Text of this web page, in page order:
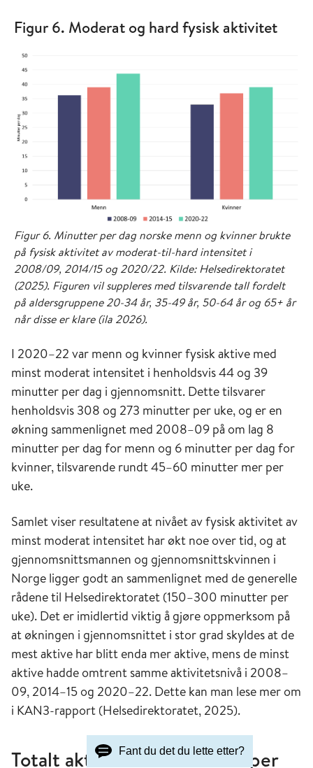
Figur 6. Moderat og hard fysisk aktivitet
Figur 6. Minutter per dag norske menn og kvinner brukte
på fysisk aktivitet av moderat-til-hard intensitet i
2008/09, 2014/15 og 2020/22. Kilde: Helsedirektoratet
(2025). Figuren vil suppleres med tilsvarende tall fordelt
på aldersgruppene 20-34 år, 35-49 år, 50-64 år og 65+ år
når disse er klare (ila 2026).
I 2020–22 var menn og kvinner fysisk aktive med
minst moderat intensitet i henholdsvis 44 og 39
minutter per dag i gjennomsnitt. Dette tilsvarer
henholdsvis 308 og 273 minutter per uke, og er en
økning sammenlignet med 2008–09 på om lag 8
minutter per dag for menn og 6 minutter per dag for
kvinner, tilsvarende rundt 45–60 minutter mer per
uke.
Samlet viser resultatene at nivået av fysisk aktivitet av
minst moderat intensitet har økt noe over tid, og at
gjennomsnittsmannen og gjennomsnittskvinnen i
Norge ligger godt an sammenlignet med de generelle
rådene til Helsedirektoratet (150–300 minutter per
uke). Det er imidlertid viktig å gjøre oppmerksom på
at økningen i gjennomsnittet i stor grad skyldes at de
mest aktive har blitt enda mer aktive, mens de minst
aktive hadde omtrent samme aktivitetsnivå i 2008–
09, 2014–15 og 2020–22. Dette kan man lese mer om
i KAN3-rapport (Helsedirektoratet, 2025).
Totalt aktivitetsnivå – skritt per
Fant du det du lette etter?